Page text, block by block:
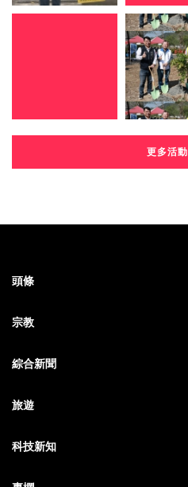
更多活
頭條
宗教
綜合新聞
旅遊
科技新知